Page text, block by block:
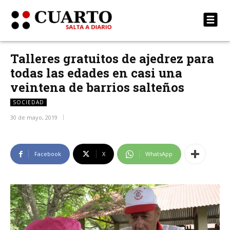
Talleres gratuitos de ajedrez para
todas las edades en casi una
veintena de barrios salteños
SOCIEDAD
30 de mayo, 2019
Facebook X WhatsApp